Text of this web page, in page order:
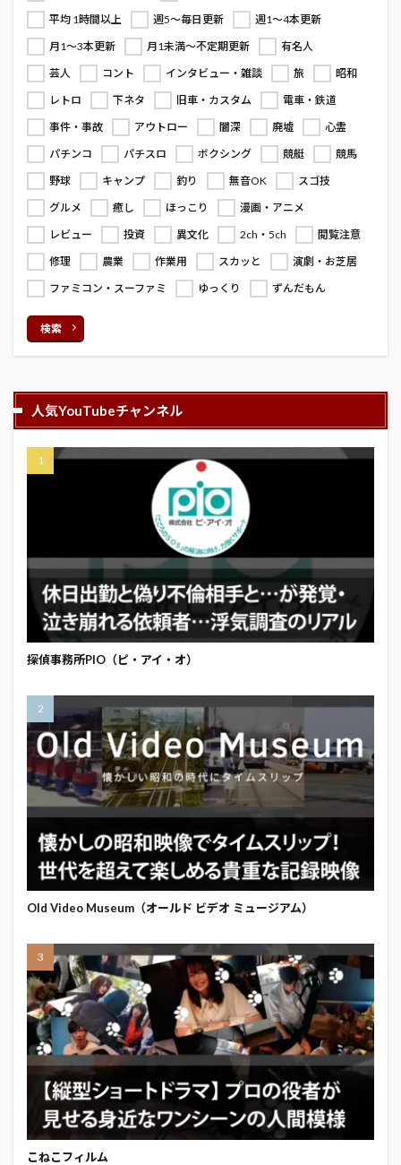
平均 1時間以上 週5～毎日更新
週1～4本更新
月1～3本更新
月1未満～不定期更新
有名人
芸人
コント インタビュー・雑談 旅
昭和
レトロ
下ネタ 旧車・カスタム
電車・鉄道
事件・事故
アウトロー 闇深 廃墟
心霊
パチンコ
パチスロ ボクシング 競艇
競馬
野球
キャンプ 釣り 無音OK
スゴ技
グルメ
癒し ほっこり
漫画・アニメ
レビュー
投資 異文化 2ch・5ch
閲覧注意
修理
農業 作業用 スカッと
演劇・お芝居
ファミコン・スーファミ
ゆっくり ずんだもん
検索
人気YouTubeチャンネル
探偵事務所PIO（ピ・アイ・オ）
Old Video Museum（オールド ビデオ ミュージアム）
こねこフィルム